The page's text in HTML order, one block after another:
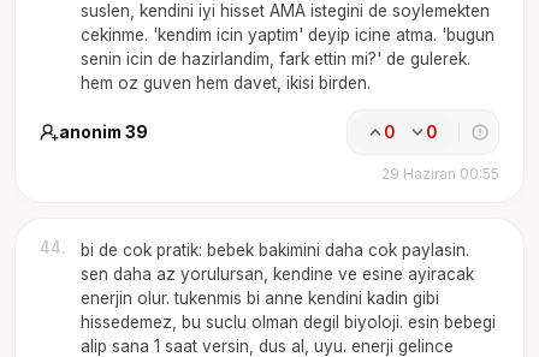
suslen, kendini iyi hisset AMA istegini de soylemekten
cekinme. 'kendim icin yaptim' deyip icine atma. 'bugun
senin icin de hazirlandim, fark ettin mi?' de gulerek.
hem oz guven hem davet, ikisi birden.
anonim 39 0 0
29 Haziran 00:55
44.
bi de cok pratik: bebek bakimini daha cok paylasin.
sen daha az yorulursan, kendine ve esine ayiracak
enerjin olur. tukenmis bi anne kendini kadin gibi
hissedemez, bu suclu olman degil biyoloji. esin bebegi
alip sana 1 saat versin, dus al, uyu. enerji gelince